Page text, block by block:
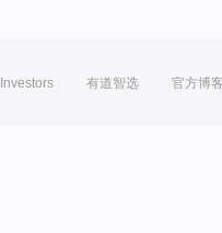
Investors 有道智选 官方博客